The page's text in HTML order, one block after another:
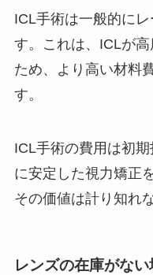
ICL手術は一般的に
す。これは、ICLが
ため、より高い材料
す。
ICL手術の費用は初
に安定した視力矯正
その価値は計り知れ
レンズの在庫がな